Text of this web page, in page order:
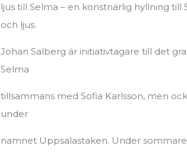
ljus till Selma – en konstnärlig hyllning
och ljus.
Johan Salberg är initiativtagare till det
Selma
tillsammans med Sofia Karlsson, men
under
namnet Uppsalastaken. Under